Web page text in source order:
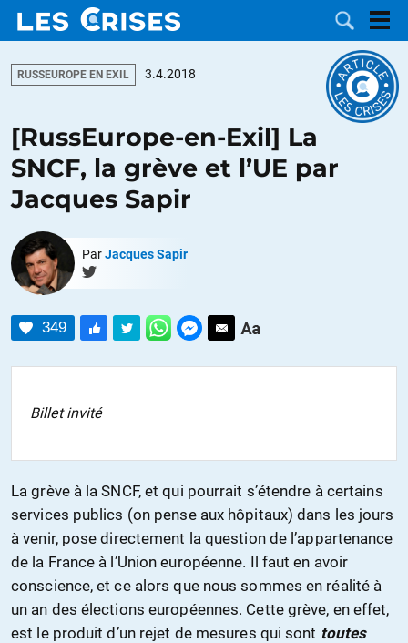
LES
DOSSIERS
CATÉGORIES
MOTS CLÉS
NOUS
CONTACTER
FAIRE UN
RUSSEUROPE EN EXIL 3.4.2018
[RussEurope-en-Exil] La
SNCF, la grève et l’UE par
Jacques Sapir
ParJacques Sapir
349
Billet invité
La grève à la SNCF, et qui pourrait s’étendre à certains
services publics (on pense aux hôpitaux) dans les jours
à venir, pose directement la question de l’appartenance
de la France à l’Union européenne. Il faut en avoir
conscience, et ce alors que nous sommes en réalité à
un an des élections européennes. Cette grève, en effet,
est le produit d’un rejet de mesures qui sont toutes